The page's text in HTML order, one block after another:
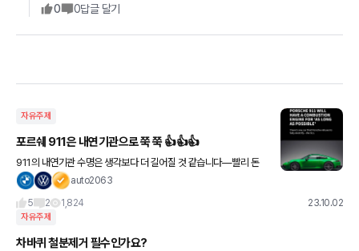
0 0답글 달기
자유주제
포르쉐 911은 내연기관으로 쭉 쭉 👍👍👍
911의 내연기관 수명은 생각보다 더 길어질 것 같습니다—빨리 돈
벌어서 하나 장만하고 싶습니다. Reuters 통신에 따르면 Porsche
auto2063
5
2 1,824 23.10.02
자유주제
차바퀴 철분제거 필수인가요?